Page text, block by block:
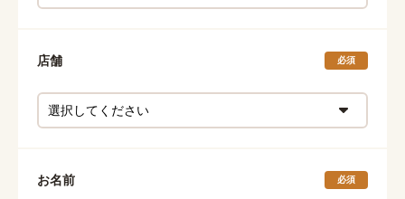
店舗 必須
お名前 必須